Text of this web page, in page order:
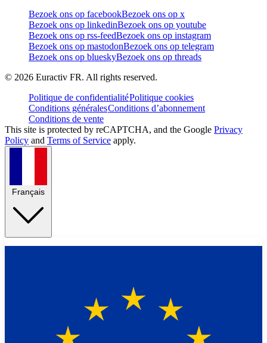
Bezoek ons op facebookBezoek ons op x
Bezoek ons op linkedinBezoek ons op youtube
Bezoek ons op rss-feedBezoek ons op instagram
Bezoek ons op mastodonBezoek ons op telegram
Bezoek ons op blueskyBezoek ons op threads
© 2026 Euractiv FR. All rights reserved.
Politique de confidentialitéPolitique cookies
Conditions généralesConditions d’abonnement
Conditions de vente
This site is protected by reCAPTCHA, and the Google Privacy
Policy and Terms of Service apply.
Français